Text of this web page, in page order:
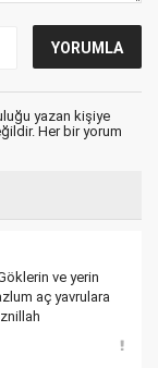
yazan kişiye
Her bir yorum
ve yerin
aç yavrulara